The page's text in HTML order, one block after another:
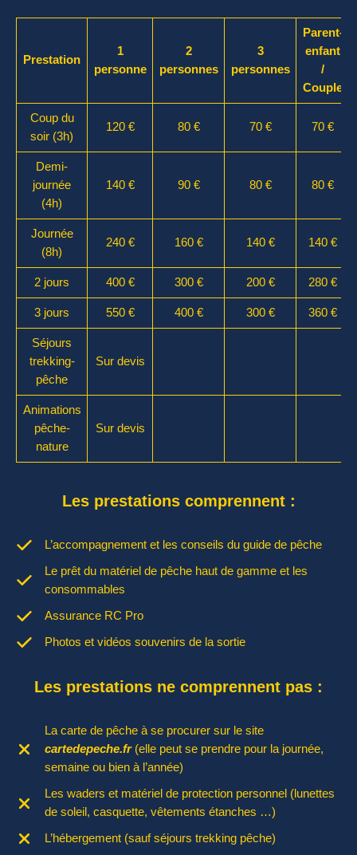
Prestation
1
personne
2
personnes
3
personnes
Parent-
enfant
/
Couple
Coup du
soir (3h)
120 € 80 € 70 € 70 €
Demi-
journée
(4h)
140 € 90 € 80 € 80 €
Journée
(8h)
240 € 160 € 140 € 140 €
2 jours 400 € 300 € 200 € 280 €
3 jours 550 € 400 € 300 € 360 €
Séjours
trekking-
pêche
Sur devis
Animations
pêche-
nature
Sur devis
Les prestations comprennent :
L’accompagnement et les conseils du guide de pêche
Le prêt du matériel de pêche haut de gamme et les
consommables
Assurance RC Pro
Photos et vidéos souvenirs de la sortie
Les prestations ne comprennent pas :
La carte de pêche à se procurer sur le site
cartedepeche.fr(elle peut se prendre pour la journée,
semaine ou bien à l’année)
Les waders et matériel de protection personnel (lunettes
de soleil, casquette, vêtements étanches …)
L’hébergement (sauf séjours trekking pêche)